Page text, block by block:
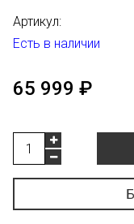
Артикул:
Есть в наличии
65 999 ₽